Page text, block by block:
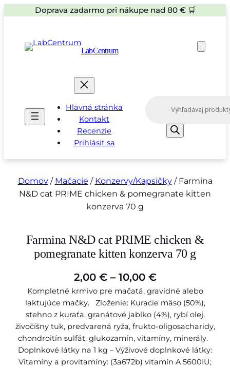
Doprava zadarmo pri nákupe nad 80 € 🛒
LabCentrum
Hlavná stránka
Kontakt
Recenzie
Prihlásiť sa
s
e
a
r
Domov/ Mačacie / Konzervy/Kapsičky/ Farmina
N&D cat PRIME chicken & pomegranate kitten
konzerva 70 g
Farmina N&D cat PRIME chicken &
pomegranate kitten konzerva 70 g
2,00 € – 10,00 €P
r
i
c
e
r
Kompletné krmivo pre mačatá, gravidné alebo
laktujúce mačky. Zloženie: Kuracie mäso (50%),
stehno z kuraťa, granátové jablko (4%), rybí olej,
živočíšny tuk, predvarená ryža, frukto-oligosacharidy,
chondroitín sulfát, glukozamín, vitamíny, minerály.
Doplnkové látky na 1 kg – Výživové doplnkové látky:
Vitamíny a provitamíny: (3a672b) vitamín A 5600IU;